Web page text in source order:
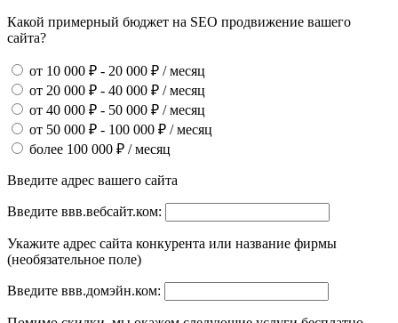
Какой примерный бюджет на SEO продвижение вашего
сайта?
от 10 000 ₽ - 20 000 ₽ / месяц
от 20 000 ₽ - 40 000 ₽ / месяц
от 40 000 ₽ - 50 000 ₽ / месяц
от 50 000 ₽ - 100 000 ₽ / месяц
более 100 000 ₽ / месяц
Введите адрес вашего сайта
Введите ввв.вебсайт.ком:
Укажите адрес сайта конкурента или название фирмы
(необязательное поле)
Введите ввв.домэйн.ком: